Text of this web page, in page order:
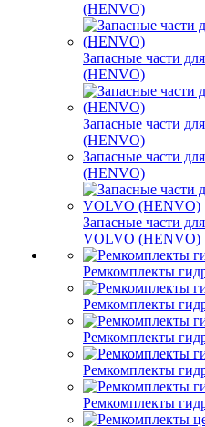
(HENVO)
Запасные части
(HENVO)
Запасные части
(HENVO)
Запасные части
(HENVO)
Запасные части
VOLVO (HENVO)
Ремкомплекты
Ремкомплекты
Ремкомплекты
Ремкомплекты
Ремкомплекты